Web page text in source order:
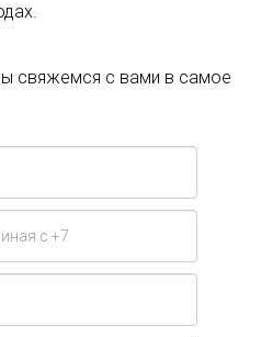
свяжемся с вами в самое